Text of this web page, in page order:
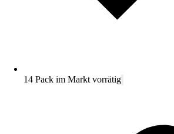
14 Pack im Markt vorrätig